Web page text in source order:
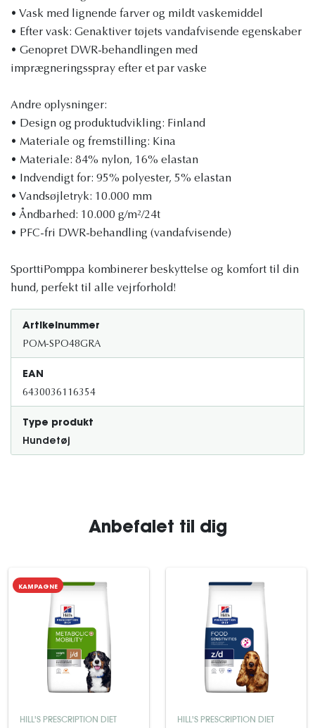
• Vask med lignende farver og mildt vaskemiddel
• Efter vask: Genaktiver tøjets vandafvisende egenskaber
• Genopret DWR-behandlingen med
imprægneringsspray efter et par vaske
Andre oplysninger:
• Design og produktudvikling: Finland
• Materiale og fremstilling: Kina
• Materiale: 84% nylon, 16% elastan
• Indvendigt for: 95% polyester, 5% elastan
• Vandsøjletryk: 10.000 mm
• Åndbarhed: 10.000 g/m²/24t
• PFC-fri DWR-behandling (vandafvisende)
SporttiPomppa kombinerer beskyttelse og komfort til din
hund, perfekt til alle vejrforhold!
Artikelnummer
POM-SPO48GRA
EAN
6430036116354
Type produkt
Hundetøj
Anbefalet til dig
KAMPAGNE
HILL'S PRESCRIPTION DIET HILL'S PRESCRIPTION DIET